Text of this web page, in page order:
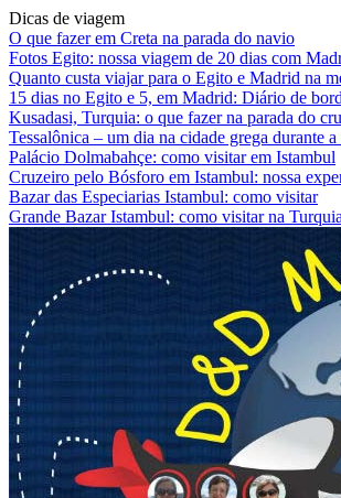
Dicas de viagem
O que fazer em Creta na parada do navio
Fotos Egito: nossa viagem de 20 dias com
Quanto custa viajar para o Egito e Madrid na
15 dias no Egito e 5, em Madrid: Diário de
Kusadasi, Turquia: o que fazer na parada do
Tessalônica – um dia na cidade grega durante
Palácio Dolmabahçe: como visitar em Istambul
Cruzeiro pelo Bósforo em Istambul: nossa
Bazar das Especiarias Istambul: como visitar
Grande Bazar Istambul: como visitar na Turquia